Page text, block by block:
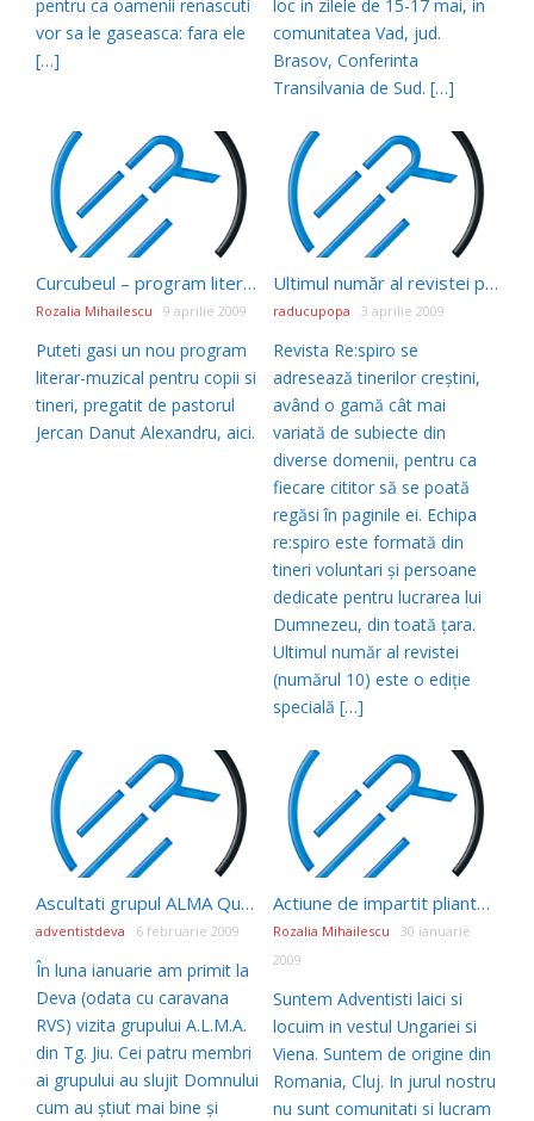
pentru ca oamenii renascuti
vor sa le gaseasca: fara ele
[…]
loc in zilele de 15-17 mai, in
comunitatea Vad, jud.
Brasov, Conferinta
Transilvania de Sud. […]
Curcubeul – program literar-muzical
Rozalia Mihailescu 9 aprilie 2009
Puteti gasi un nou program
literar-muzical pentru copii si
tineri, pregatit de pastorul
Jercan Danut Alexandru, aici.
Ultimul număr al revistei pentru tineri Re:spiro
raducupopa 3 aprilie 2009
Revista Re:spiro se
adresează tinerilor creştini,
având o gamă cât mai
variată de subiecte din
diverse domenii, pentru ca
fiecare cititor să se poată
regăsi în paginile ei. Echipa
re:spiro este formată din
tineri voluntari şi persoane
dedicate pentru lucrarea lui
Dumnezeu, din toată ţara.
Ultimul număr al revistei
(numărul 10) este o ediție
specială […]
Ascultati grupul ALMA Quartet pe site-ul AdventistDeva.ORG
adventistdeva 6 februarie 2009
În luna ianuarie am primit la
Deva (odata cu caravana
RVS) vizita grupului A.L.M.A.
din Tg. Jiu. Cei patru membri
ai grupului au slujit Domnului
cum au știut mai bine și
Actiune de impartit pliante cu intreita solie ingereasca
Rozalia Mihailescu
30 ianuarie
2009
Suntem Adventisti laici si
locuim in vestul Ungariei si
Viena. Suntem de origine din
Romania, Cluj. In jurul nostru
nu sunt comunitati si lucram